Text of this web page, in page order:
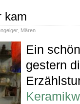
kam
, Mären
Ein
gestern